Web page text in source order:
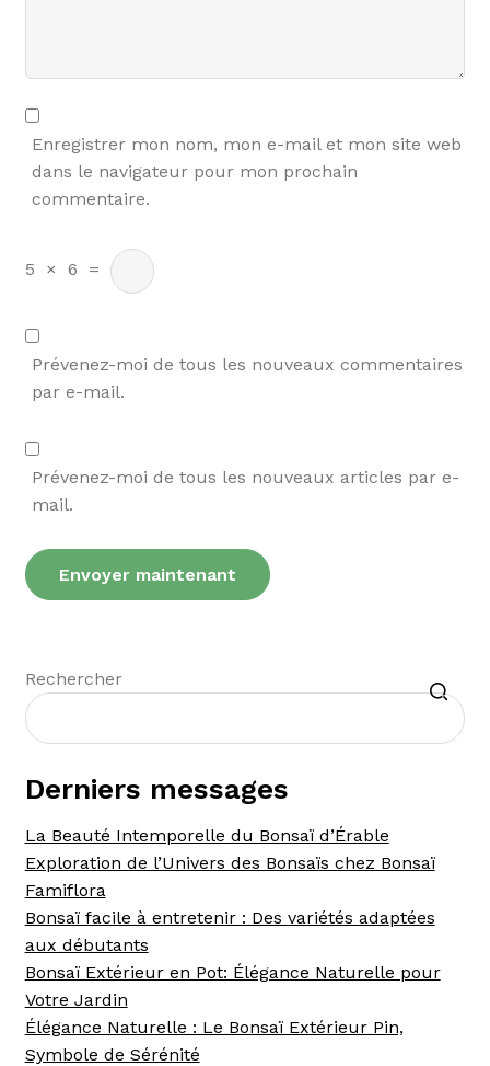
Enregistrer mon nom, mon e-mail et mon site web
dans le navigateur pour mon prochain
commentaire.
5 × 6 =
Prévenez-moi de tous les nouveaux commentaires
par e-mail.
Prévenez-moi de tous les nouveaux articles par e-
mail.
Rechercher
Recherche
Derniers messages
La Beauté Intemporelle du Bonsaï d’Érable
Exploration de l’Univers des Bonsaïs chez Bonsaï
Famiflora
Bonsaï facile à entretenir : Des variétés adaptées
aux débutants
Bonsaï Extérieur en Pot: Élégance Naturelle pour
Votre Jardin
Élégance Naturelle : Le Bonsaï Extérieur Pin,
Symbole de Sérénité